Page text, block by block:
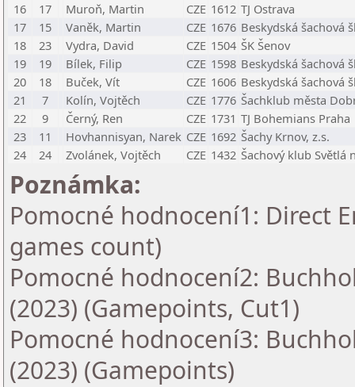
16
17 Muroň, Martin CZE 1612 TJ Ostrava
17
15 Vaněk, Martin CZE 1676 Beskydská šachová
18
23 Vydra, David CZE 1504 ŠK Šenov
19
19 Bílek, Filip CZE 1598 Beskydská šachová
20
18 Buček, Vít CZE 1606 Beskydská šachová
21
7 Kolín, Vojtěch CZE 1776 Šachklub města
22
9 Černý, Ren CZE 1731 TJ Bohemians Praha
23
11 Hovhannisyan, Narek CZE 1692 Šachy Krnov, z.s.
24
24 Zvolánek, Vojtěch CZE 1432 Šachový klub Světlá
Poznámka:
Pomocné hodnocení1: Direct
games count)
Pomocné hodnocení2:
(2023) (Gamepoints, Cut1)
Pomocné hodnocení3:
(2023) (Gamepoints)